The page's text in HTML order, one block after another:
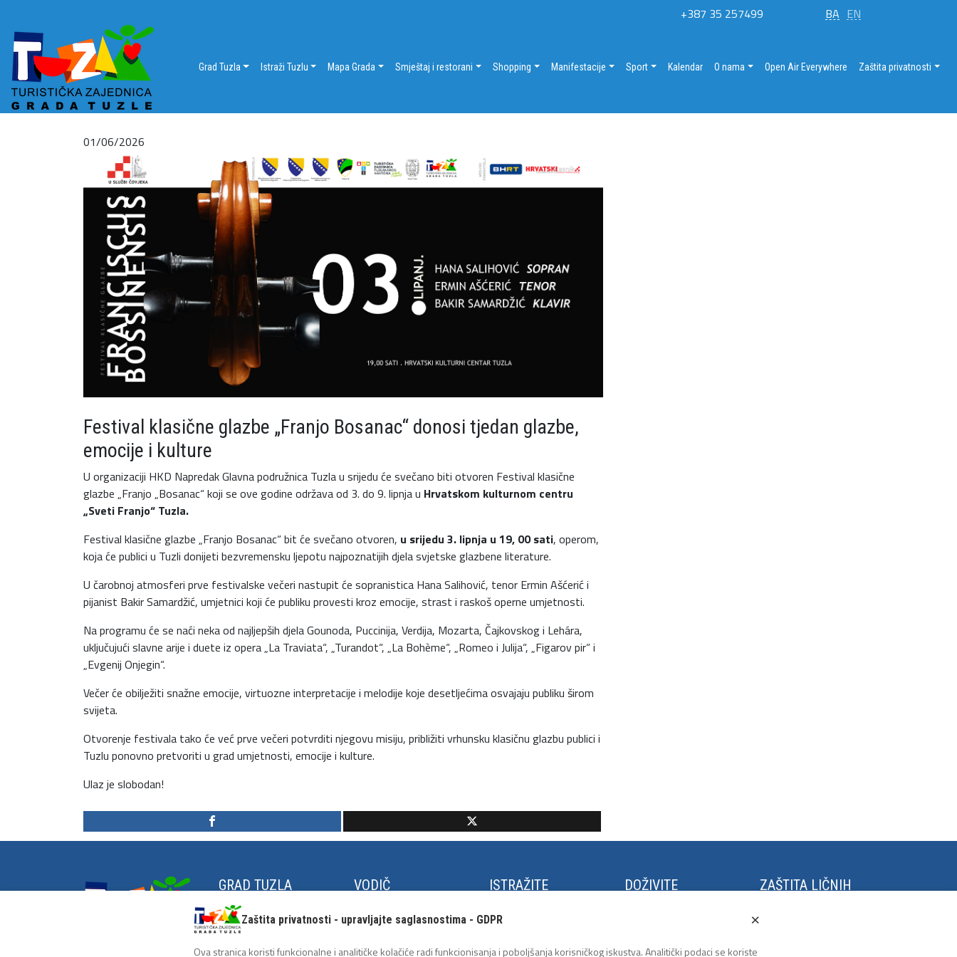
BA EN
+387 35 257499
Grad Tuzla Istraži Tuzlu Mapa Grada Smještaj i restorani Shopping Manifestacije Sport Kalendar O nama Open Air Everywhere Zaštita privatnosti
01/06/2026
Festival klasične glazbe „Franjo Bosanac“ donosi tjedan glazbe,
emocije i kulture
U organizaciji HKD Napredak Glavna podružnica Tuzla u srijedu će svečano biti otvoren Festival klasične
glazbe „Franjo „Bosanac“ koji se ove godine održava od 3. do 9. lipnja u Hrvatskom kulturnom centru
„Sveti Franjo“ Tuzla.
Festival klasične glazbe „Franjo Bosanac“ bit će svečano otvoren, u srijedu 3. lipnja u 19, 00 sati, operom,
koja će publici u Tuzli donijeti bezvremensku ljepotu najpoznatijih djela svjetske glazbene literature.
U čarobnoj atmosferi prve festivalske večeri nastupit će sopranistica Hana Salihović, tenor Ermin Ašćerić i
pijanist Bakir Samardžić, umjetnici koji će publiku provesti kroz emocije, strast i raskoš operne umjetnosti.
Na programu će se naći neka od najljepših djela Gounoda, Puccinija, Verdija, Mozarta, Čajkovskog i Lehára,
uključujući slavne arije i duete iz opera „La Traviata“, „Turandot“, „La Bohème“, „Romeo i Julija“, „Figarov pir“ i
„Evgenij Onjegin“.
Večer će obilježiti snažne emocije, virtuozne interpretacije i melodije koje desetljećima osvajaju publiku širom
svijeta.
Otvorenje festivala tako će već prve večeri potvrditi njegovu misiju, približiti vrhunsku klasičnu glazbu publici i
Tuzlu ponovno pretvoriti u grad umjetnosti, emocije i kulture.
Ulaz je slobodan!
GRAD TUZLA
Grad na zrnu soli
Historija Tuzle
VODIČ
Turistički info centar
ISTRAŽITE
Trg Slobode
DOŽIVITE
ZAŠTITA LIČNIH
Zaštita privatnosti - upravljajte saglasnostima - GDPR ×
Ova stranica koristi funkcionalne i analitičke kolačiće radi funkcionisanja i poboljšanja korisničkog iskustva. Analitički podaci se koriste